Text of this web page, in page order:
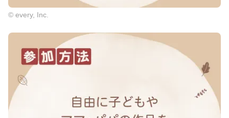
© every, Inc.